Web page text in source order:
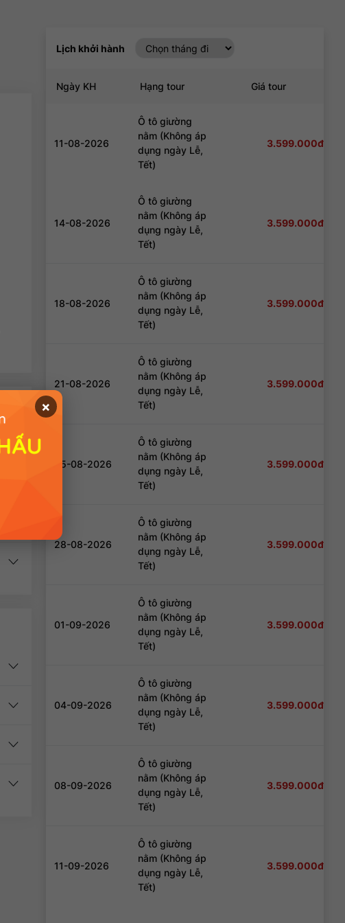
Lịch khởi hành
Ngày KH Hạng tour Giá tour
11-08-2026
Ô tô giường
nằm (Không áp
dụng ngày Lễ,
Tết)
3.599.000đ
Đăng nhập để nhận chiết khấu tốt nhất!
14-08-2026
Ô tô giường
nằm (Không áp
dụng ngày Lễ,
Tết)
3.599.000đ
Đăng nhập để nhận chiết khấu tốt nhất!
18-08-2026
Ô tô giường
nằm (Không áp
dụng ngày Lễ,
Tết)
3.599.000đ
Đăng nhập để nhận chiết khấu tốt nhất!
21-08-2026
Ô tô giường
nằm (Không áp
dụng ngày Lễ,
Tết)
3.599.000đ
Đăng nhập để nhận chiết khấu tốt nhất!
25-08-2026
Ô tô giường
nằm (Không áp
dụng ngày Lễ,
Tết)
3.599.000đ
Đăng nhập để nhận chiết khấu tốt nhất!
28-08-2026
Ô tô giường
nằm (Không áp
dụng ngày Lễ,
Tết)
3.599.000đ
Đăng nhập để nhận chiết khấu tốt nhất!
01-09-2026
Ô tô giường
nằm (Không áp
dụng ngày Lễ,
Tết)
3.599.000đ
Đăng nhập để nhận chiết khấu tốt nhất!
04-09-2026
Ô tô giường
nằm (Không áp
dụng ngày Lễ,
Tết)
3.599.000đ
Đăng nhập để nhận chiết khấu tốt nhất!
08-09-2026
Ô tô giường
nằm (Không áp
dụng ngày Lễ,
Tết)
3.599.000đ
Đăng nhập để nhận chiết khấu tốt nhất!
11-09-2026
Ô tô giường
nằm (Không áp
dụng ngày Lễ,
Tết)
3.599.000đ
×